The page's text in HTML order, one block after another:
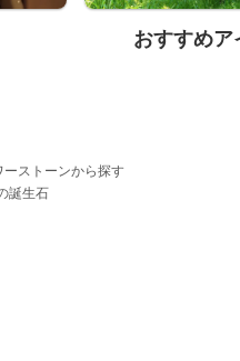
おすすめア
ーストーンから探す
誕生石